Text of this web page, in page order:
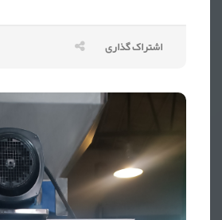
اشتراک گذاری